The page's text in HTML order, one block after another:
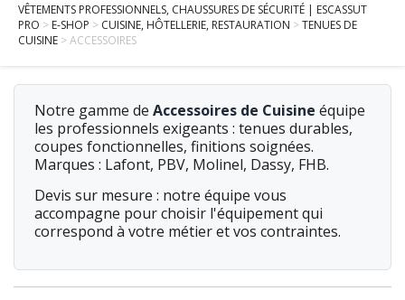
Services
Actualités
Contact
VÊTEMENTS PROFESSIONNELS, CHAUSSURES DE SÉCURITÉ | ESCASSUT
PRO > E-SHOP > CUISINE, HÔTELLERIE, RESTAURATION >TENUES DE
CUISINE > ACCESSOIRES
Notre gamme de Accessoires de Cuisine équipe
les professionnels exigeants : tenues durables,
coupes fonctionnelles, finitions soignées.
Marques : Lafont, PBV, Molinel, Dassy, FHB.
Devis sur mesure : notre équipe vous
accompagne pour choisir l'équipement qui
correspond à votre métier et vos contraintes.